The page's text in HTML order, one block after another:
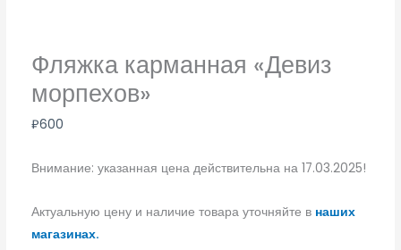
Фляжка карманная «Девиз
морпехов»
₽600
Внимание: указанная цена действительна на 17.03.2025!
Актуальную цену и наличие товара уточняйте в наших
магазинах.